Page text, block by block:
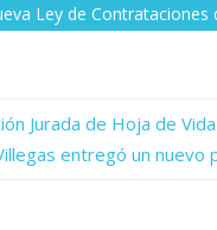
Ley de Contrataciones
Jurada de Hoja de
entregó un nuevo